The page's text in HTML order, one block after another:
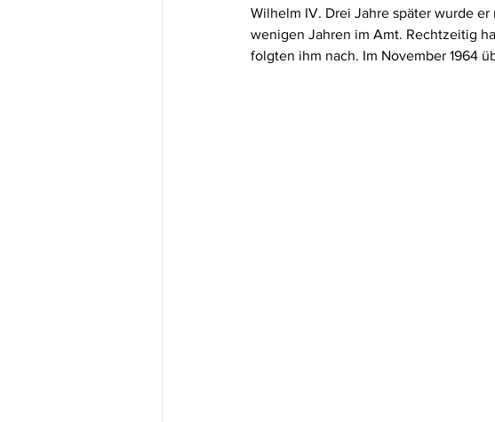
Wilhelm IV. Drei Jahre später wurde
wenigen Jahren im Amt. Rechtzeitig
folgten ihm nach. Im November 1964